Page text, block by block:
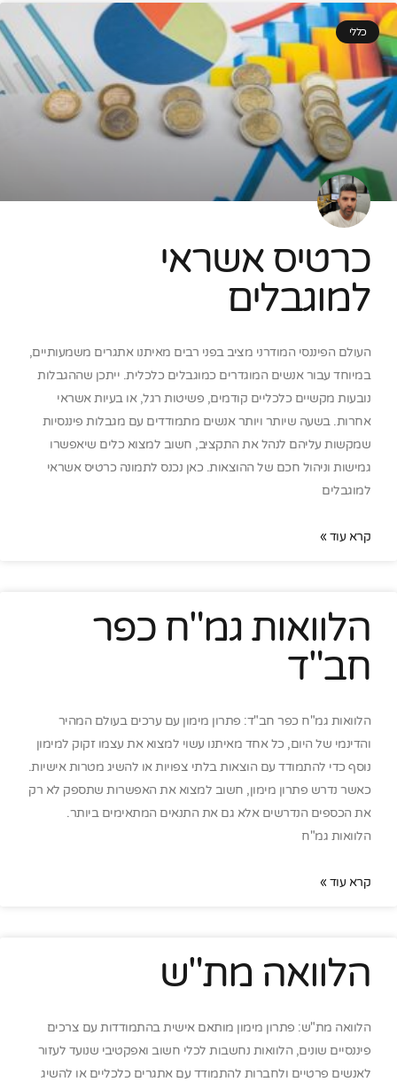
כללי
כרטיס אשראי
למוגבלים
העולם הפיננסי המודרני מציב בפני רבים מאיתנו אתגרים משמעותיים,
במיוחד עבור אנשים המוגדרים כמוגבלים כלכלית. ייתכן שההגבלות
נובעות מקשיים כלכליים קודמים, פשיטות רגל, או בעיות אשראי
אחרות. בשעה שיותר ויותר אנשים מתמודדים עם מגבלות פיננסיות
שמקשות עליהם לנהל את התקציב, חשוב למצוא כלים שיאפשרו
גמישות וניהול חכם של ההוצאות. כאן נכנס לתמונה כרטיס אשראי
למוגבלים
קרא עוד »
הלוואות גמ"ח כפר
חב"ד
הלוואות גמ"ח כפר חב"ד: פתרון מימון עם ערכים בעולם המהיר
והדינמי של היום, כל אחד מאיתנו עשוי למצוא את עצמו זקוק למימון
נוסף כדי להתמודד עם הוצאות בלתי צפויות או להשיג מטרות אישיות.
כאשר נדרש פתרון מימון, חשוב למצוא את האפשרות שתספק לא רק
את הכספים הנדרשים אלא גם את התנאים המתאימים ביותר.
הלוואות גמ"ח
קרא עוד »
הלוואה מת"ש
הלוואה מת"ש: פתרון מימון מותאם אישית בהתמודדות עם צרכים
פיננסיים שונים, הלוואות נחשבות לכלי חשוב ואפקטיבי שנועד לעזור
לאנשים פרטיים ולחברות להתמודד עם אתגרים כלכליים או להשיג